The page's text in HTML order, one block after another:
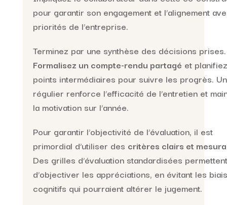
pour garantir son engagement et l’alignement
priorités de l’entreprise.
Terminez par une synthèse des décisions prises.
Formalisez un compte-rendu partagé et
points intermédiaires pour suivre les progrès.
régulier renforce l’efficacité de l’entretien et
la motivation sur l’année.
Pour garantir l’objectivité de l’évaluation, il est
primordial d’utiliser des critères clairs et
Des grilles d’évaluation standardisées permettent
d’objectiver les appréciations, en évitant les biais
cognitifs qui pourraient altérer le jugement.